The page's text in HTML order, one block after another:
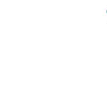
Elementi
Corso Degustazione Birra